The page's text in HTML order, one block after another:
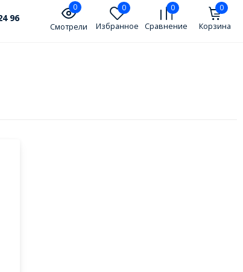
96
0
Смотрели
0
Избранное
0
Сравнение
0
Корзина